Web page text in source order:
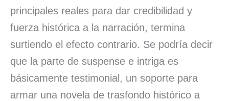
principales reales para dar credibilidad y
fuerza histórica a la narración, termina
surtiendo el efecto contrario. Se podría decir
que la parte de suspense e intriga es
básicamente testimonial, un soporte para
armar una novela de trasfondo histórico a